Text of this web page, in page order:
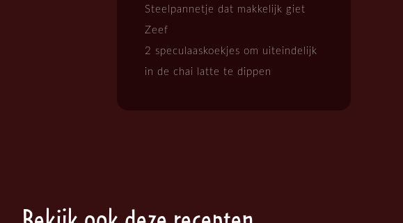
Steelpannetje dat makkelijk giet
Zeef
2 speculaaskoekjes om uiteindelijk
in de chai latte te dippen